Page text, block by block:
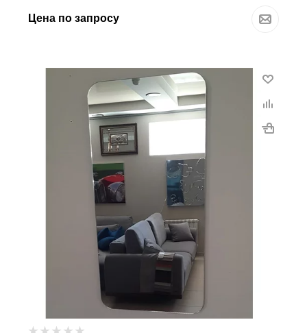
Цена по запросу